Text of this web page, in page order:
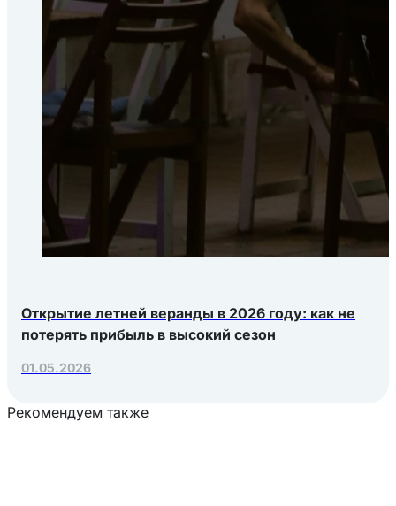
Открытие летней веранды в 2026 году: как не
потерять прибыль в высокий сезон
01.05.2026
Рекомендуем также
Загрузка товаров